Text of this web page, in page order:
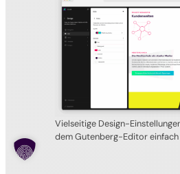
Vielseitige Design-
dem Gutenberg-Editor einfach